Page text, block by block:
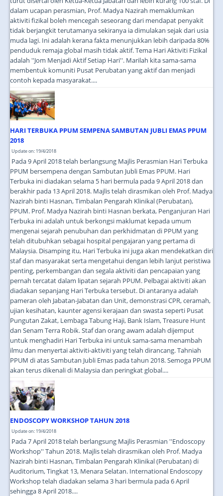
dalam ucapan perasmian, Prof. Madya Nazirah memaklumkan
aktiviti fizikal boleh mencegah seseorang dari mendapat penyakit
tidak berjangkit terutamanya sekiranya ia dimulakan sejak dari usia
muda lagi. Ini adalah kerana fakta menunjukkan lebih daripada 80%
penduduk remaja global masih tidak aktif. Tema Hari Aktiviti Fizikal
adalah ''Jom Menjadi Aktif Setiap Hari''. Marilah kita sama-sama
membentuk komuniti Pusat Perubatan yang aktif dan menjadi
contoh kepada masyarakat....
HARI TERBUKA PPUM SEMPENA SAMBUTAN JUBLI EMAS PPUM
2018
Update on: 19/4/2018
Pada 9 April 2018 telah berlangsung Majlis Perasmian Hari Terbuka
PPUM bersempena dengan Sambutan Jubli Emas PPUM. Hari
Terbuka ini diadakan selama 5 hari bermula pada 9 April 2018 dan
berakhir pada 13 April 2018. Majlis telah dirasmikan oleh Prof. Madya
Nazirah binti Hasnan, Timbalan Pengarah Klinikal (Perubatan),
PPUM. Prof. Madya Nazirah binti Hasnan berkata, Penganjuran Hari
Terbuka ini adalah untuk berkongsi maklumat kepada umum
mengenai sejarah penubuhan dan perkhidmatan di PPUM yang
telah ditubuhkan sebagai hospital pengajaran yang pertama di
Malaysia. Disamping itu, Hari Terbuka ini juga akan mendekatkan diri
staf dan masyarakat serta mengetahui dengan lebih lanjut peristiwa
penting, perkembangan dan segala aktiviti dan pencapaian yang
pernah tercatat dalam lipatan sejarah PPUM. Pelbagai aktiviti akan
diadakan sepanjang Hari Terbuka tersebut. Di antaranya adalah
pameran oleh Jabatan-Jabatan dan Unit, demonstrasi CPR, ceramah,
ujian kesihatan, kaunter agensi kerajaan dan swasta seperti Pusat
Pungutan Zakat, Lembaga Tabung Haji, Bank Islam, Treasure Hunt
dan Senam Terra Robik. Staf dan orang awam adalah dijemput
untuk menghadiri Hari Terbuka ini untuk sama-sama menambah
ilmu dan menyertai aktiviti-aktiviti yang telah dirancang. Tahniah
PPUM di atas Sambutan Jubli Emas pada tahun 2018. Semoga PPUM
akan terus dikenali di Malaysia dan peringkat global....
ENDOSCOPY WORKSHOP TAHUN 2018
Update on: 19/4/2018
Pada 7 April 2018 telah berlangsung Majlis Perasmian ''Endoscopy
Workshop'' Tahun 2018. Majlis telah dirasmikan oleh Prof. Madya
Nazirah binti Hasnan, Timbalan Pengarah Klinikal (Perubatan) di
Auditorium, Tingkat 13, Menara Selatan. International Endoscopy
Workshop telah diadakan selama 3 hari bermula pada 6 April
sehingga 8 April 2018....